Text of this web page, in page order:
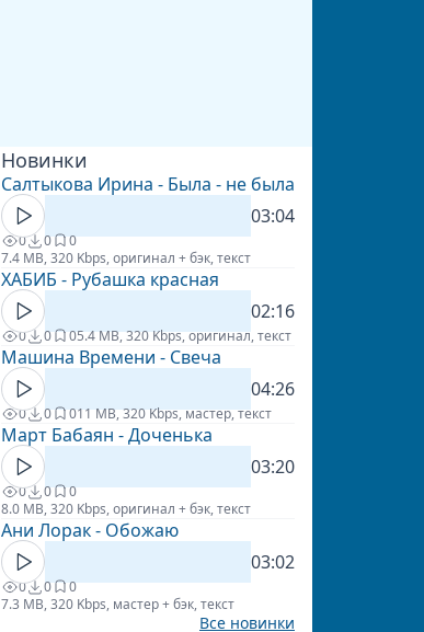
Новинки
Салтыкова Ирина - Была - не была
03:04
0 0
0
7.4 MB, 320 Kbps, оригинал + бэк, текст
ХАБИБ - Рубашка красная
02:16
0 0 05.4 MB, 320 Kbps, оригинал, текст
Машина Времени - Свеча
04:26
0 0 011 MB, 320 Kbps, мастер, текст
Март Бабаян - Доченька
03:20
0 0
0
8.0 MB, 320 Kbps, оригинал + бэк, текст
Ани Лорак - Обожаю
03:02
0 0
0
7.3 MB, 320 Kbps, мастер + бэк, текст
Все новинки